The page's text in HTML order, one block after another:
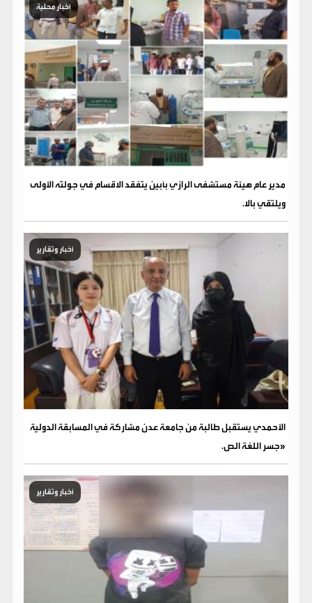
أخبار محلية
مدير عام هيئة مستشفى الرازي بأبين يتفقد الاقسام في جولته الأولى
ويلتقي بالا.
أخبار وتقارير
الأحمدي يستقبل طالبة من جامعة عدن مشاركة في المسابقة الدولية
«جسر اللغة الص.
أخبار وتقارير